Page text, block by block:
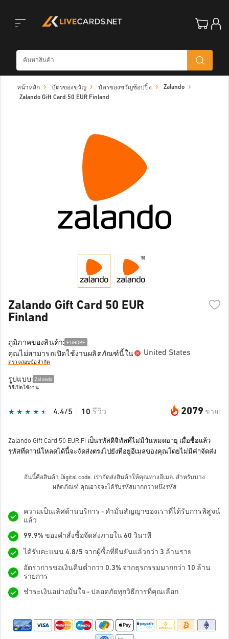
navigation
หน้าหลัก บัตรของขวัญ บัตรของขวัญช้อปปิ้ง
Zalando
Zalando Gift Card 50 EUR Finland
Zalando Gift Card 50 EUR
Finland
ภูมิภาคของสินค้า: EUROPE
คุณไม่สามารถเปิดใช้งานผลิตภัณฑ์นี้ใน United States
ตรวจสอบข้อจำกัด
รูปแบบ: Zalando
วิธีเปิดใช้งาน
2079 ขาย!
4.4/5 10 รีวิว
Zalando Gift Card 50 EUR FI เป็นรหัสดิจิทัลที่ไม่มีวันหมดอายุ เมื่อซื้อแล้ว
รหัสที่ดาวน์โหลดได้นี้จะจัดส่งตรงไปยังที่อยู่อีเมลของคุณโดยไม่มีค่าจัดส่ง
อันนี้คือสินค้า Digital code. เราจัดส่งสินค้าให้คุณทางอีเมล. สำหรับบาง
ผลิตภัณฑ์ คุณอาจจะได้รับรหัสมากกว่าหนึ่งรหัส
ความเป็นเลิศด้านบริการ - คำมั่นสัญญาของเราที่ได้รับการพิสูจน์
แล้ว
99.9% ของคำสั่งซื้อจัดส่งภายใน 60 วินาที
ได้รับคะแนน 4.8/5 จากผู้ซื้อที่ยืนยันแล้วกว่า 3 ล้านราย
อัตราการขอเงินคืนต่ำกว่า 0.3% จากธุรกรรมมากกว่า 10 ล้าน
รายการ
ชำระเงินอย่างมั่นใจ - ปลอดภัยทุกวิธีการที่คุณเลือก